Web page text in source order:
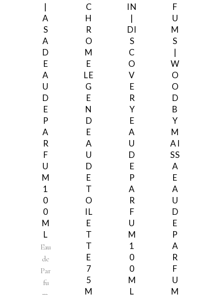
|
A
S
A
D
E
A
U
D
E
P
A
R
F
U
M
1
0
0
M
L
Eau
de
Par
fu
C
H
R
O
M
E
LE
G
E
N
D
E
A
U
D
E
T
O
IL
E
T
T
E
7
5
M
IN
|
DI
S
C
O
V
E
R
Y
E
A
U
D
E
P
A
R
F
U
M
1
0
0
M
L
F
U
M
S
|
W
O
O
D
B
Y
M
AI
SS
A
E
A
U
D
E
P
A
R
F
U
M